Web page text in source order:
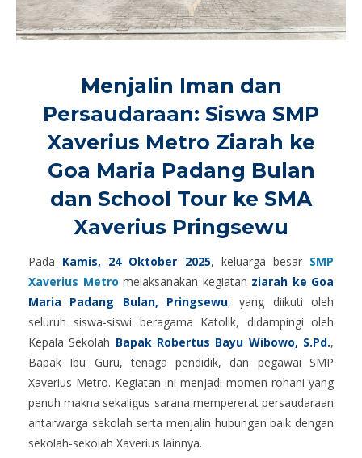
Menjalin Iman dan
Persaudaraan: Siswa SMP
Xaverius Metro Ziarah ke
Goa Maria Padang Bulan
dan School Tour ke SMA
Xaverius Pringsewu
Pada Kamis, 24 Oktober 2025, keluarga besar SMP
Xaverius Metro melaksanakan kegiatan ziarah ke Goa
Maria Padang Bulan, Pringsewu, yang diikuti oleh
seluruh siswa-siswi beragama Katolik, didampingi oleh
Kepala Sekolah Bapak Robertus Bayu Wibowo, S.Pd.,
Bapak Ibu Guru, tenaga pendidik, dan pegawai SMP
Xaverius Metro. Kegiatan ini menjadi momen rohani yang
penuh makna sekaligus sarana mempererat persaudaraan
antarwarga sekolah serta menjalin hubungan baik dengan
sekolah-sekolah Xaverius lainnya.